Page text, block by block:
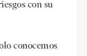
con su
conocemos